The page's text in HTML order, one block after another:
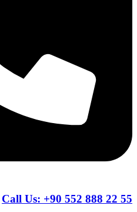
Call Us: +90 552 888 22 55